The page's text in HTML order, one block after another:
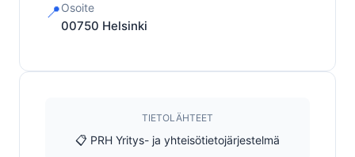
📍Osoite
00750 Helsinki
TIETOLÄHTEET
📋 PRH Yritys- ja yhteisötietojärjestelmä